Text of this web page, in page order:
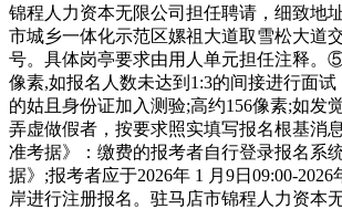
锦程人力资本无限公司担任聘请，细致地
市城乡一体化示范区嫘祖大道取雪松大道
号。具体岗亭要求由用人单元担任注释。
像素,如报名人数未达到1:3的间接进行面
的姑且身份证加入测验;高约156像素;如发
弄虚做假者，按要求照实填写报名根基消
准考据》：缴费的报考者自行登录报名系
据》;报考者应于2026年 1 月9日09:00-2026
岸进行注册报名。驻马店市锦程人力资本